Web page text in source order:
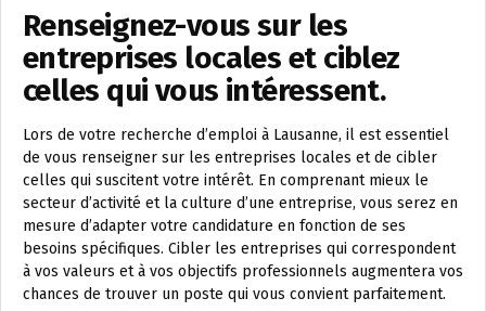
Renseignez-vous sur les
entreprises locales et ciblez
celles qui vous intéressent.
Lors de votre recherche d’emploi à Lausanne, il est essentiel
de vous renseigner sur les entreprises locales et de cibler
celles qui suscitent votre intérêt. En comprenant mieux le
secteur d’activité et la culture d’une entreprise, vous serez en
mesure d’adapter votre candidature en fonction de ses
besoins spécifiques. Cibler les entreprises qui correspondent
à vos valeurs et à vos objectifs professionnels augmentera vos
chances de trouver un poste qui vous convient parfaitement.